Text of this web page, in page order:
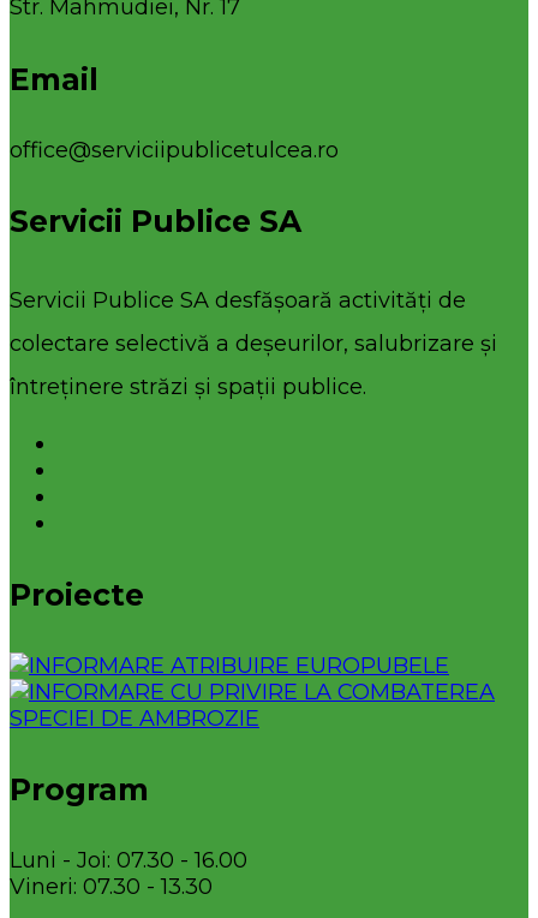
Str. Mahmudiei, Nr. 17
Email
office@serviciipublicetulcea.ro
Servicii Publice SA
Servicii Publice SA desfășoară activități de
colectare selectivă a deșeurilor, salubrizare și
întreținere străzi și spații publice.
Proiecte
Program
Luni - Joi: 07.30 - 16.00
Vineri: 07.30 - 13.30